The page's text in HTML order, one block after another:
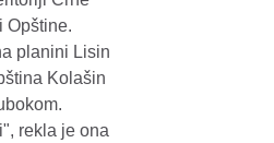
Opštine.
planini Lisin
Kolašin
rekla je ona